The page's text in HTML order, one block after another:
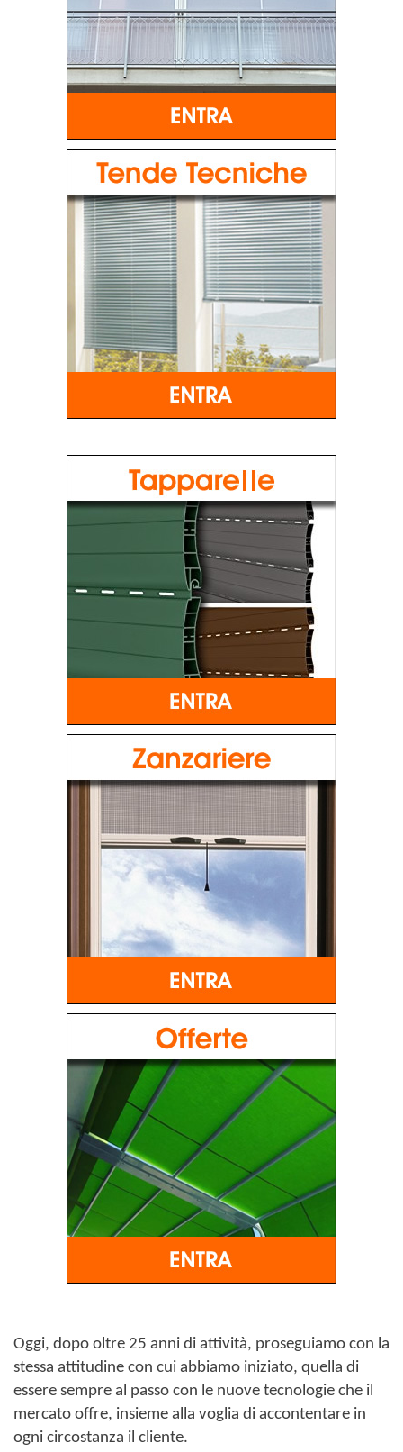
Oggi, dopo oltre 25 anni di attività, proseguiamo con la
stessa attitudine con cui abbiamo iniziato, quella di
essere sempre al passo con le nuove tecnologie che il
mercato offre, insieme alla voglia di accontentare in
ogni circostanza il cliente.